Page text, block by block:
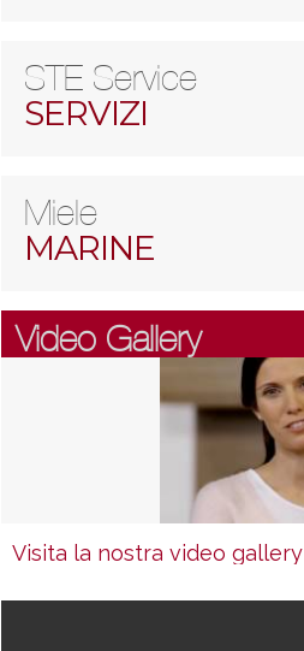
STE Service
SERVIZI
Miele
MARINE
Video Gallery
Visita la nostra video gallery